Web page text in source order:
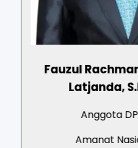
Fauzul Rachman Zulfikar
Latjanda, S.Kom
Anggota DPRD
Amanat Nasional